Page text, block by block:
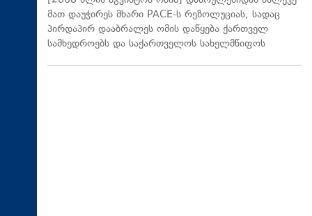
მათ დაუჭირეს მხარი PACE-ს რეზოლუციას, სადაც
პირდაპირ დააბრალეს ომის დაწყება ქართველ
სამხედროებს და საქართველოს სახელმწიფოს